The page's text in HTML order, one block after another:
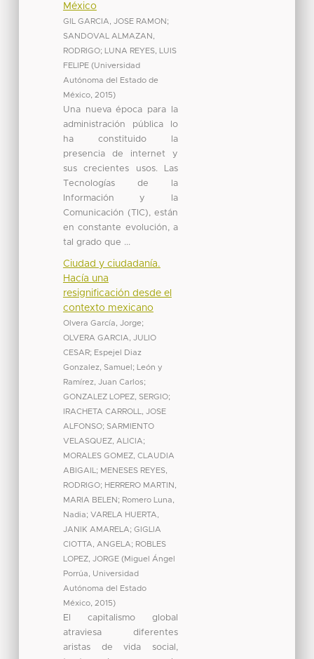
México
GIL GARCIA, JOSE RAMON ;
SANDOVAL ALMAZAN,
RODRIGO;
LUNA REYES, LUIS
FELIPE (Universidad
Autónoma del Estado de
México, 2015)
Una nueva época para la
administración pública lo
ha constituido la
presencia de internet y
sus crecientes usos. Las
Tecnologías de la
Información y la
Comunicación (TIC), están
en constante evolución, a
tal grado que ...
Ciudad y ciudadanía.
Hacía una
resignificación desde el
contexto mexicano
Olvera García, Jorge;
OLVERA GARCIA, JULIO
CESAR; Espejel Diaz
Gonzalez, Samuel ;
León y
Ramírez, Juan Carlos;
GONZALEZ LOPEZ, SERGIO;
IRACHETA CARROLL, JOSE
ALFONSO; SARMIENTO
VELASQUEZ, ALICIA;
MORALES GOMEZ, CLAUDIA
ABIGAIL ; MENESES REYES,
RODRIGO; HERRERO MARTIN,
MARIA BELEN ; Romero Luna,
Nadia; VARELA HUERTA,
JANIK AMARELA; GIGLIA
CIOTTA, ANGELA; ROBLES
LOPEZ, JORGE (Miguel Ángel
Porrúa, Universidad
Autónoma del Estado
México, 2015)
El capitalismo global
atraviesa diferentes
aristas de vida social,